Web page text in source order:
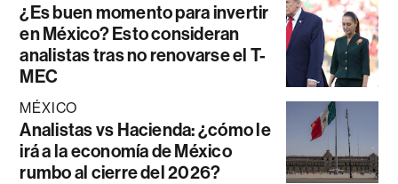
¿Es buen momento para invertir
en México? Esto consideran
analistas tras no renovarse el T-
MEC
MÉXICO
Analistas vs Hacienda: ¿cómo le
irá a la economía de México
rumbo al cierre del 2026?